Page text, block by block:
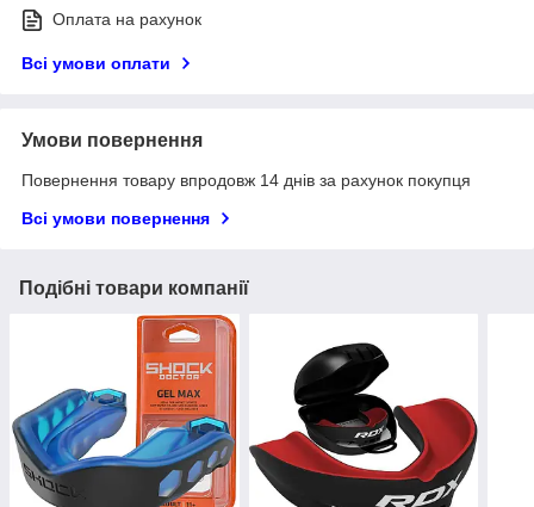
Оплата на рахунок
Всі умови оплати
Умови повернення
Повернення товару впродовж 14 днів за рахунок покупця
Всі умови повернення
Подібні товари компанії